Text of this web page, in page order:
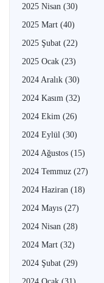
2025 Nisan (30)
2025 Mart (40)
2025 Şubat (22)
2025 Ocak (23)
2024 Aralık (30)
2024 Kasım (32)
2024 Ekim (26)
2024 Eylül (30)
2024 Ağustos (15)
2024 Temmuz (27)
2024 Haziran (18)
2024 Mayıs (27)
2024 Nisan (28)
2024 Mart (32)
2024 Şubat (29)